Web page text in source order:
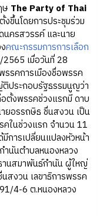
ษ The Party of Thai
ขึ้นโดยการประชุมร่วม
นครสวรรค์ และนาย
คณะกรรมการการเลือก
เมื่อวันที่ 28
รคการเมืองชื่อพรรค
ประกอบรัฐธรรมนูญว่า
ตั้งพรรคช่วงแรกมี ดาบ
ยอรรถษิธ ชื่นสงวน เป็น
ในช่วงแรก จำนวน 11
การเปลี่ยนแปลงหัวหน้า
นันตำบลหนองหลวง
านสมาพันธ์กำนัน ผู้ใหญ่
สงวน เลขาธิการพรรค
4-6 ต.หนองหลวง